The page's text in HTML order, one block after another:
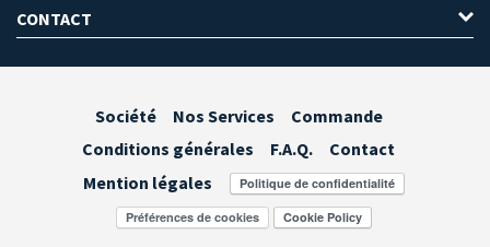
CONTACT
Société Nos Services
Commande
Conditions générales
F.A.Q.
Contact
Mention légales
Préférences de cookies